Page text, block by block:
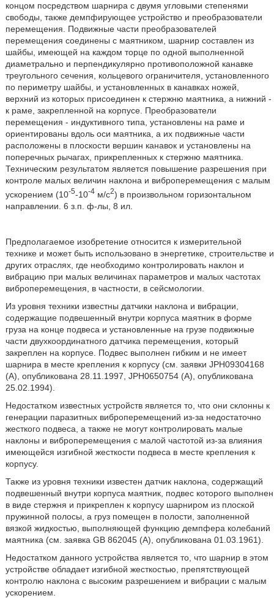
концом посредством шарнира с двумя угловыми степенями
свободы, также демпфирующее устройство и преобразователи
перемещения. Подвижные части преобразователей
перемещения соединены с маятником, шарнир составлен из
шайбы, имеющей на каждом торце по одной выполненной
диаметрально и перпендикулярно противоположной канавке
треугольного сечения, кольцевого ограничителя, установленного
по периметру шайбы, и установленных в канавках ножей,
верхний из которых присоединен к стержню маятника, а нижний -
к раме, закрепленной на корпусе. Преобразователи
перемещения - индуктивного типа, установлены на раме и
ориентированы вдоль оси маятника, а их подвижные части
расположены в плоскости вершин канавок и установлены на
поперечных рычагах, прикрепленных к стержню маятника.
Техническим результатом является повышение разрешения при
контроле малых величин наклона и виброперемещения с малым
ускорением (10-5-10-4м/с2) в произвольном горизонтальном
направлении. 6 з.п. ф-лы, 8 ил.
Предполагаемое изобретение относится к измерительной
технике и может быть использовано в энергетике, строительстве и
других отраслях, где необходимо контролировать наклон и
вибрацию при малых величинах параметров и малых частотах
виброперемещения, в частности, в сейсмологии.
Из уровня техники известны датчики наклона и вибрации,
содержащие подвешенный внутри корпуса маятник в форме
груза на конце подвеса и установленные на грузе подвижные
части двухкоординатного датчика перемещения, который
закреплен на корпусе. Подвес выполнен гибким и не имеет
шарнира в месте крепления к корпусу (см. заявки JPH09304168
(А), опубликована 28.11.1997, JPH0650754 (А), опубликована
25.02.1994).
Недостатком известных устройств является то, что они склонны к
генерации паразитных виброперемещений из-за недостаточно
жесткого подвеса, а также не могут контролировать малые
наклоны и виброперемещения с малой частотой из-за влияния
имеющейся изгибной жесткости подвеса в месте крепления к
корпусу.
Также из уровня техники известен датчик наклона, содержащий
подвешенный внутри корпуса маятник, подвес которого выполнен
в виде стержня и прикреплен к корпусу шарниром из плоской
пружинной полосы, а груз помещен в полости, заполненной
вязкой жидкостью, выполняющей функцию демпфера колебаний
маятника (см. заявка GB 862045 (А), опубликована 01.03.1961).
Недостатком данного устройства является то, что шарнир в этом
устройстве обладает изгибной жесткостью, препятствующей
контролю наклона с высоким разрешением и вибрации с малым
ускорением.